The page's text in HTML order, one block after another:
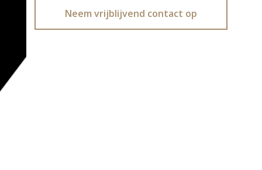
Neem vrijblijvend contact op